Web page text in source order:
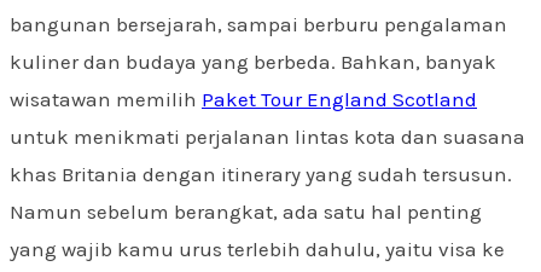
bangunan bersejarah, sampai berburu pengalaman
kuliner dan budaya yang berbeda. Bahkan, banyak
wisatawan memilih Paket Tour England Scotland
untuk menikmati perjalanan lintas kota dan suasana
khas Britania dengan itinerary yang sudah tersusun.
Namun sebelum berangkat, ada satu hal penting
yang wajib kamu urus terlebih dahulu, yaitu visa ke